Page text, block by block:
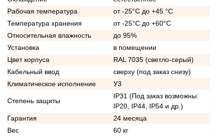
Рабочая температура
от -25°C до +45 °C
Температура хранения
от -25°C до +60°C
Относительная влажность
до 95%
Установка
в помещении
Цвет корпуса
RAL 7035 (светло-серый)
Кабельный ввод
сверху (под заказ снизу)
Климатическое исполнение
У3
Степень защиты
IP31 (Под заказ возможны:
IP20, IP44, IP54 и др.)
Гарантия
24 месяца
Вес
60 кг